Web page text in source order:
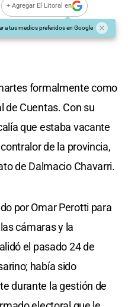
+ Agregar El Litoral en
a tus medios preferidos en Google
formalmente como
de Cuentas. Con su
que estaba vacante
de la provincia,
de Dalmacio Chavarri.
por Omar Perotti para
cámaras y la
el pasado 24 de
había sido
durante la gestión de